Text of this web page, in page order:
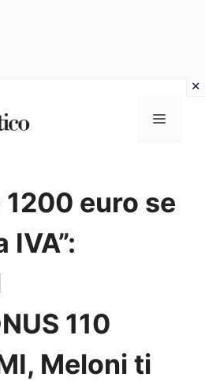
Menu
1200 euro se
IVA”:
110
Meloni ti